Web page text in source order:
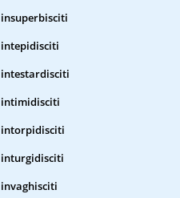
insuperbisciti
intepidisciti
intestardisciti
intimidisciti
intorpidisciti
inturgidisciti
invaghisciti